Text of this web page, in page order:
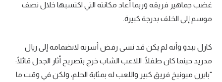
غضب جماهير فريقه وربما أعاد مكانته التي اكتسبها خلال نصف
موسم إلى الخلف بدرجة كبيرة.
كارل يبدو وأنه لم يكن قد نسى رفض أسرته لانضمامه إلى ريال
مدريد حينما كان طفلًا. اللاعب الشاب خرج بتصريح أثار الجدل قائلًا:
"بايرن ميونيخ فريق كبير واللعب له بمثابة الحلم، ولكن في وقت ما